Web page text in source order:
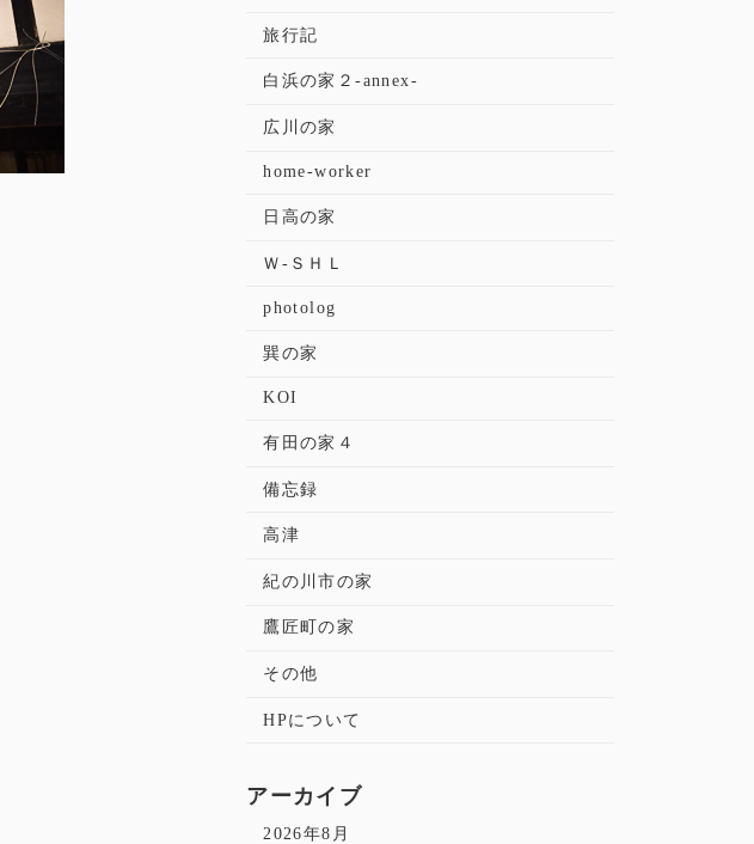
旅行記
白浜の家２-annex-
広川の家
home-worker
日高の家
Ｗ-ＳＨＬ
photolog
巽の家
KOI
有田の家４
備忘録
高津
紀の川市の家
鷹匠町の家
その他
HPについて
アーカイブ
2026年8月